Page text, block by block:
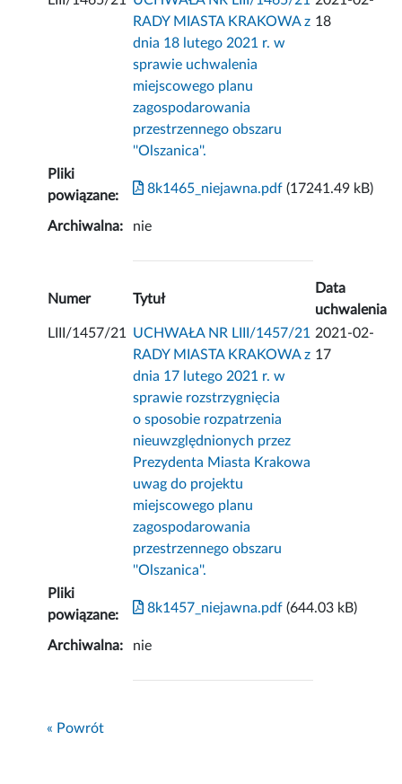
RADY MIASTA KRAKOWA z
dnia 18 lutego 2021 r. w
sprawie uchwalenia
miejscowego planu
zagospodarowania
przestrzennego obszaru
''Olszanica''.
18
Pliki
powiązane:
8k1465_niejawna.pdf (17241.49 kB)
Archiwalna: nie
Numer Tytuł
Data
uchwalenia
LIII/1457/21
UCHWAŁA NR LIII/1457/21
RADY MIASTA KRAKOWA z
dnia 17 lutego 2021 r. w
sprawie rozstrzygnięcia
o sposobie rozpatrzenia
nieuwzględnionych przez
Prezydenta Miasta Krakowa
uwag do projektu
miejscowego planu
zagospodarowania
przestrzennego obszaru
''Olszanica''.
2021-02-
17
Pliki
powiązane:
8k1457_niejawna.pdf (644.03 kB)
Archiwalna: nie
« Powrót